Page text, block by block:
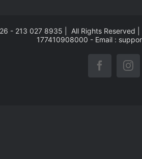
- 213 027 8935 | All Rights Reserved
177410908000 - Email :
Facebook